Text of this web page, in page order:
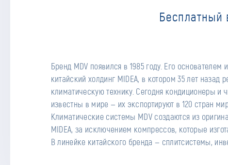
Бесплатный
Бренд MDV появился в 1985 году. Его основателем
китайский холдинг MIDEA, в котором 35 лет назад
климатическую технику. Сегодня кондиционеры и
известны в мире — их экспортируют в 120 стран мира, включая Россию.
Климатические системы MDV создаются из
MIDEA, за исключением компрессов, которые
В линейке китайского бренда — сплитсистемы,
сплитсистемы, мобильные кондиционеры, тепловые
промышленные и коммерческие установки, включая
Обслуживанием и ремонтом техники MDV
Сервис существует больше 10 лет и завоевал прочные позиции на рынке. У
нас есть большое количество запчастей, а на